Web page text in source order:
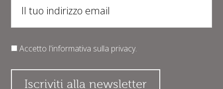
Accetto l'informativa sulla privacy.